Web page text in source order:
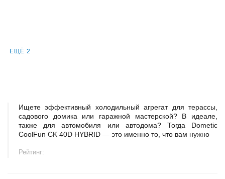
ЕЩЁ 2
Ищете эффективный холодильный агрегат для терассы,
садового домика или гаражной мастерской? В идеале,
также для автомобиля или автодома? Тогда Dometic
CoolFun CK 40D HYBRID — это именно то, что вам нужно
Рейтинг: